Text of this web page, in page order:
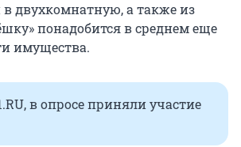
двухкомнатную, а также из
понадобится в среднем еще
имущества.
в опросе приняли участие